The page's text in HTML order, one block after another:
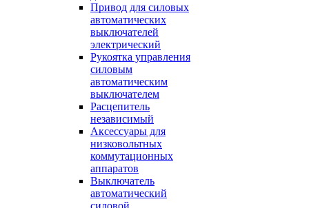
Привод для силовых
автоматических
выключателей
электрический
Рукоятка управления
силовым
автоматическим
выключателем
Расцепитель
независимый
Аксессуары для
низковольтных
коммутационных
аппаратов
Выключатель
автоматический
силовой